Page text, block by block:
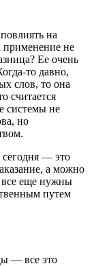
на
применение не
Ее очень
то давно,
слов, то она
считается
системы не
но
сегодня — это
а можно
все еще нужны
путем
— все это